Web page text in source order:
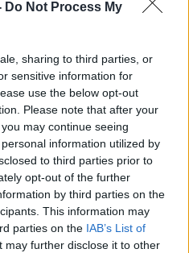
Do Not Process My
sharing to third parties, or
sensitive information for
use the below opt-out
Please note that after your
may continue seeing
information utilized by
to third parties prior to
opt-out of the further
by third parties on the
This information may
parties on the IAB’s List of
may further disclose it to other
de la capacidad atribuida
por Ley 5/2009,
de crédito, entre
por valor de cuatro mil
con treinta y siete
y destino la unidad de
correspondiente a
de la capacidad atribuida
11/2003, de 4 de abril,
Coordinación del Sistema